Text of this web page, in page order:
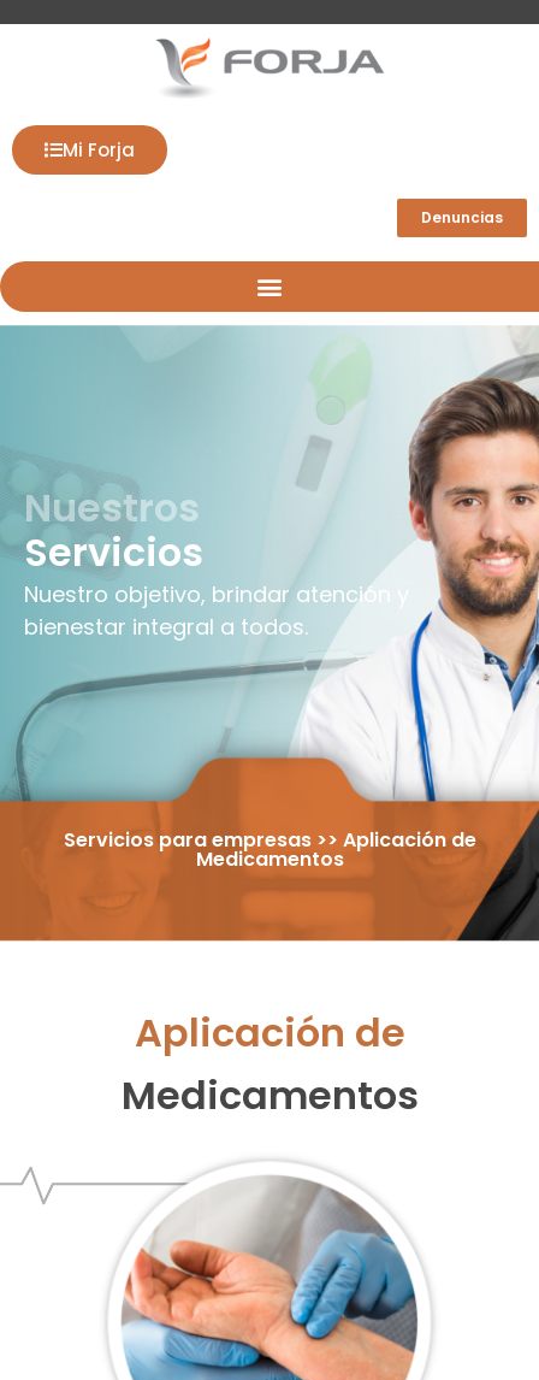
Mi Forja
Denuncias
Nuestros
Servicios
Nuestro objetivo, brindar atención y
bienestar integral a todos.
Servicios para empresas >> Aplicación de
Medicamentos
Aplicación de
Medicamentos